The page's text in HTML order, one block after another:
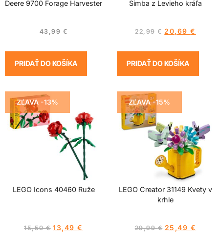
Deere 9700 Forage Harvester
43,99 €
PRIDAŤ DO KOŠÍKA
Simba z Levieho kráľa
22,99€ 20,69€
PRIDAŤ DO KOŠÍKA
ZĽAVA -13%
LEGO Icons 40460 Ruže
15,50€ 13,49€
ZĽAVA -15%
LEGO Creator 31149 Kvety v
krhle
29,99€ 25,49 €